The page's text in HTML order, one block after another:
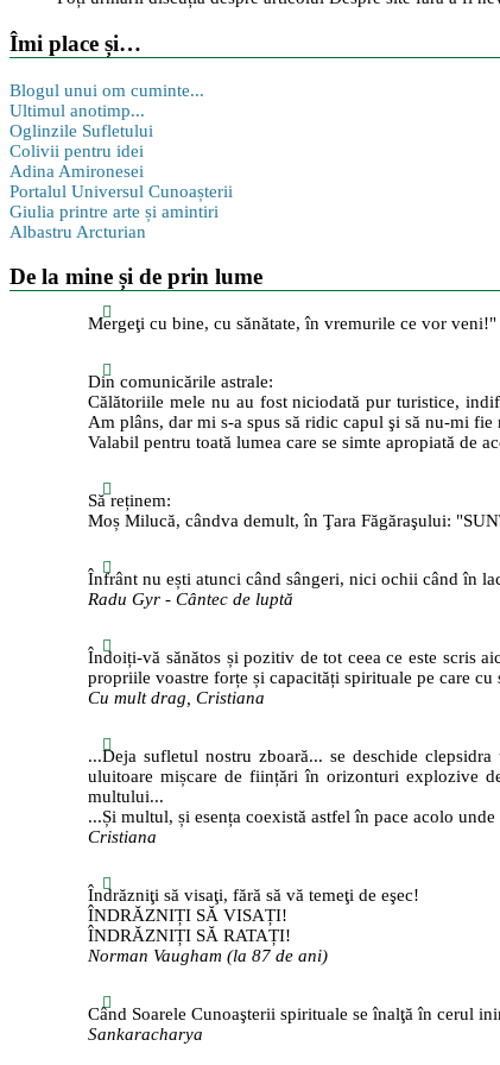
Îmi place și…
Blogul unui om cuminte...
Ultimul anotimp...
Oglinzile Sufletului
Colivii pentru idei
Adina Amironesei
Portalul Universul Cunoașterii
Giulia printre arte și amintiri
Albastru Arcturian
De la mine și de prin lume
Mergeţi cu bine, cu sănătate, în vremurile ce vor
Din comunicările astrale:
Călătoriile mele nu au fost niciodată pur turistice,
Am plâns, dar mi s-a spus să ridic capul şi să nu-mi fie
Valabil pentru toată lumea care se simte apropiată de
Să reținem:
Moș Milucă, cândva demult, în Ţara Făgăraşului:
Înfrânt nu ești atunci când sângeri, nici ochii când în
Radu Gyr - Cântec de luptă
Îndoiți-vă sănătos și pozitiv de tot ceea ce este scris
propriile voastre forțe și capacități spirituale pe care cu
Cu mult drag, Cristiana
...Deja sufletul nostru zboară... se deschide
uluitoare mișcare de ființări în orizonturi explozive
multului...
...Și multul, și esența coexistă astfel în pace acolo
Cristiana
Îndrăzniţi să visaţi, fără să vă temeţi de eşec!
ÎNDRĂZNIȚI SĂ VISAȚI!
ÎNDRĂZNIȚI SĂ RATAȚI!
Norman Vaugham (la 87 de ani)
Când Soarele Cunoaşterii spirituale se înalţă în cerul
Sankaracharya